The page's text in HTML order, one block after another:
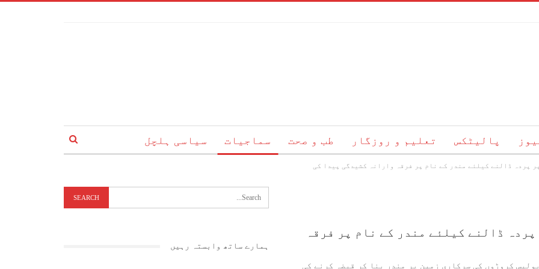
پالیٹکس تعلیم و روزگار طب و صحت سماجیات سیاسی ہلچل
ہمارے بارے میں رابطہ
پردہ ڈالنے کیلئے مندر کے نام پر فرقہ وارانہ کشیدگی پیدا کی
ڈالنے کیلئے مندر کے نام پر فرقہ
کروڑوں کی سرکاری زمین پر مندر بنا کر قبضہ کرنے کی
ہمارے ساتھ وابستہ رہیں